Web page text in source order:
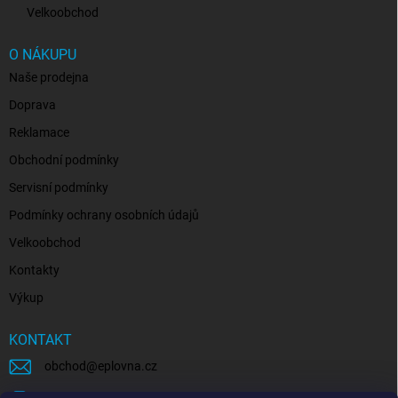
Velkoobchod
O NÁKUPU
Naše prodejna
Doprava
Reklamace
Obchodní podmínky
Servisní podmínky
Podmínky ochrany osobních údajů
Velkoobchod
Kontakty
Výkup
KONTAKT
obchod @eplovna.cz